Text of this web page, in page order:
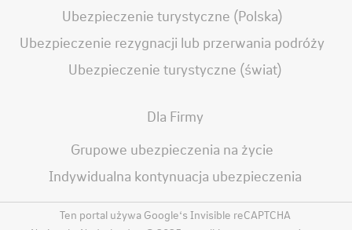
Ubezpieczenie turystyczne (Polska)
Ubezpieczenie rezygnacji lub przerwania podróży
Ubezpieczenie turystyczne (świat)
Dla Firmy
Grupowe ubezpieczenia na życie
Indywidualna kontynuacja ubezpieczenia
Ten portal używa Google‘s Invisible reCAPTCHA